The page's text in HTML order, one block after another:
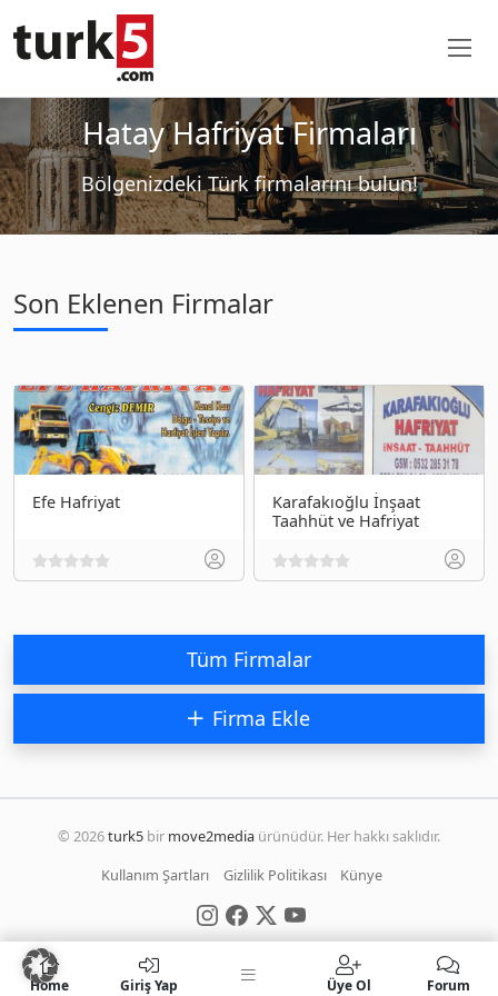
Hatay Hafriyat Firmaları
Bölgenizdeki Türk firmalarını bulun!
Son Eklenen Firmalar
Efe Hafriyat
Karafakıoğlu İnşaat
Taahhüt ve Hafriyat
Tüm Firmalar
Firma Ekle
© 2026turk5 bir move2media ürünüdür. Her hakkı saklıdır.
Kullanım Şartları
Gizlilik Politikası Künye
Home Giriş Yap Üye Ol Forum